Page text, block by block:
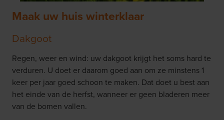
Maak uw huis winterklaar
Dakgoot
Regen, weer en wind: uw dakgoot krijgt het soms hard te
verduren. U doet er daarom goed aan om ze minstens 1
keer per jaar goed schoon te maken. Dat doet u best aan
het einde van de herfst, wanneer er geen bladeren meer
van de bomen vallen.